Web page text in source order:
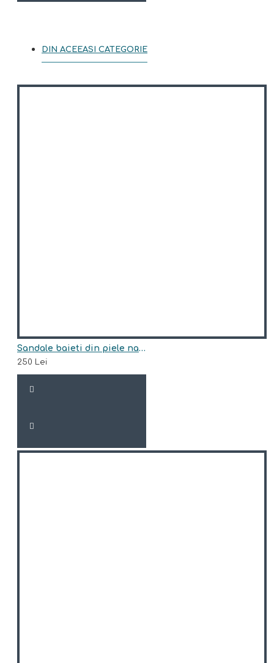
DIN ACEEASI CATEGORIE
Sandale baieti din piele naturala model BAYANI
250 Lei